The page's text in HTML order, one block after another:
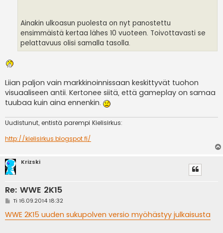
Ainakin ulkoasun puolesta on nyt panostettu
ensimmäistä kertaa lähes 10 vuoteen. Toivottavasti se
pelattavuus olisi samalla tasolla.
Liian paljon vain markkinoinnissaan keskittyvät tuohon
visuaaliseen antii. Kertonee siitä, että gameplay on samaa
tuubaa kuin aina ennenkin.
Uudistunut, entistä parempi Kielisirkus:
http://kielisirkus.blogspot.fi/
Krizski
Re: WWE 2K15
V
e
s
Ti 16.09.2014 18:32
WWE 2K15 uuden sukupolven versio myöhästyy julkaisusta